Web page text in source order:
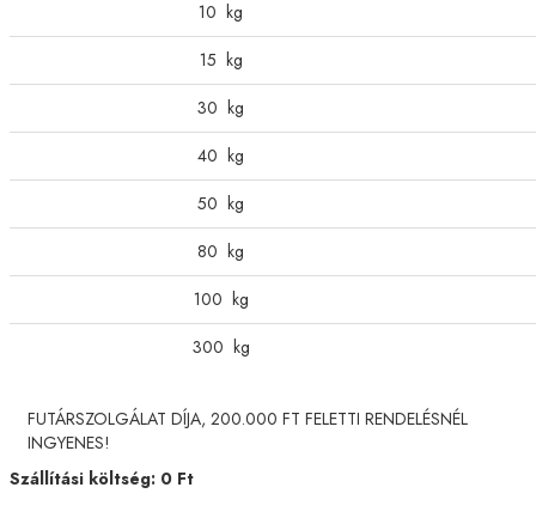
10 kg
15 kg
30 kg
40 kg
50 kg
80 kg
100 kg
300 kg
FUTÁRSZOLGÁLAT DÍJA, 200.000 FT FELETTI RENDELÉSNÉL
INGYENES!
Szállítási költség: 0 Ft